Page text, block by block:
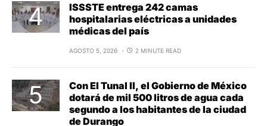
ISSSTE entrega 242 camas
hospitalarias eléctricas a unidades
médicas del país
AGOSTO 5, 2026 2 MINUTE READ
Con El Tunal II, el Gobierno de México
dotará de mil 500 litros de agua cada
segundo a los habitantes de la ciudad
de Durango